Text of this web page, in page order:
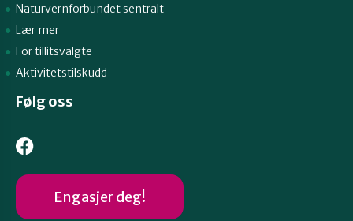
Naturvernforbundet sentralt
Lær mer
For tillitsvalgte
Aktivitetstilskudd
Følg oss
Engasjer deg!